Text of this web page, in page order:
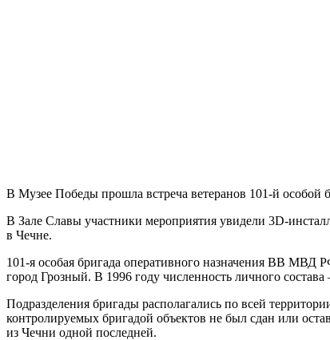
В Музее Победы прошла встреча ветеранов 101-й
В Зале Славы участники мероприятия увидели 3D-
в Чечне.
101-я особая бригада оперативного назначения ВВ МВД
город Грозный. В 1996 году численность личного
Подразделения бригады располагались по всей
контролируемых бригадой объектов не был сдан или
из Чечни одной последней.